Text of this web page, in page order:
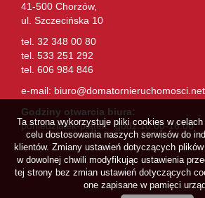
41-500 Chorzów,
ul. Szczecińska 10
tel. 32 348 00 80
tel. 533 251 292
tel. 606 984 846
e-mail: biuro@domatornieruchomosci.net
Godziny otwarcia biura:
poniedziałek-piątek: godz.10.00-16.00
Ta strona wykorzystuje pliki cookies w
celu dostosowania naszych serwisów do
klientów. Zmiany ustawień dotyczących
w dowolnej chwili modyfikując ustawienia
tej strony bez zmian ustawień dotyczących
one zapisane w pamięci